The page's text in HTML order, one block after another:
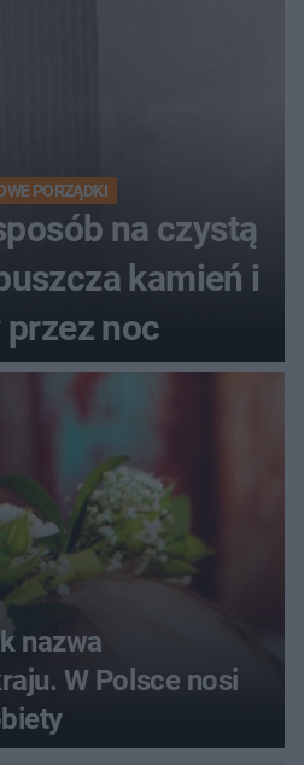
PORZĄDKI
na czystą
kamień i
przez noc
nazwa
W Polsce nosi